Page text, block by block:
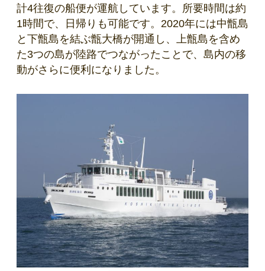
計4往復の船便が運航しています。所要時間は約
1時間で、日帰りも可能です。2020年には中甑島
と下甑島を結ぶ甑大橋が開通し、上甑島を含め
た3つの島が陸路でつながったことで、島内の移
動がさらに便利になりました。